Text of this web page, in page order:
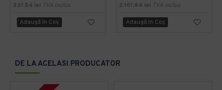
331,54 lei TVA inclus
Adaugă în Coş
2.101,84 lei TVA inclus
Adaugă în Coş
DE LA ACELASI PRODUCATOR